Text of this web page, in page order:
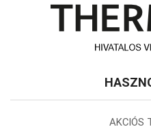
AKCIÓS